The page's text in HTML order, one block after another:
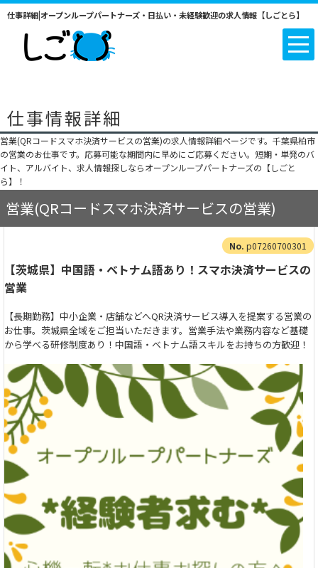
仕事詳細|オープンループパートナーズ・日払い・未経験歓迎の求人情報【しごとら】
仕事情報詳細
営業(QRコードスマホ決済サービスの営業)の求人情報詳細ページです。千葉県柏市
の営業のお仕事です。応募可能な期間内に早めにご応募ください。短期・単発のバ
イト、アルバイト、求人情報探しならオープンループパートナーズの【しごと
ら】！
営業(QRコードスマホ決済サービスの営業)
p07260700301
【茨城県】中国語・ベトナム語あり！スマホ決済サービスの
営業
【長期勤務】中小企業・店舗などへQR決済サービス導入を提案する営業の
お仕事。茨城県全域をご担当いただきます。営業手法や業務内容など基礎
から学べる研修制度あり！中国語・ベトナム語スキルをお持ちの方歓迎！